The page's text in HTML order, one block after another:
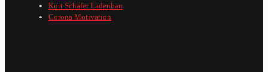
Kurt Schäfer Ladenbau
Corona Motivation